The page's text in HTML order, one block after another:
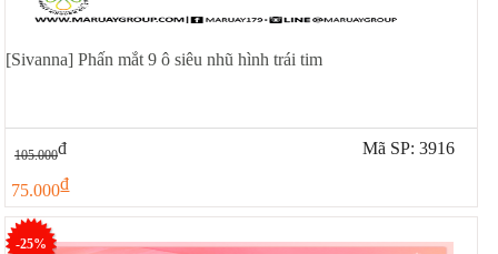
[Sivanna] Phấn mắt 9 ô siêu nhũ hình trái tim
105.000đ
75.000đ
Mã SP: 3916
-25%